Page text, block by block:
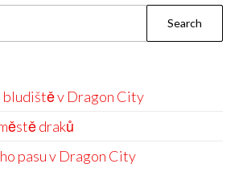
bludiště v Dragon City
draků
pasu v Dragon City